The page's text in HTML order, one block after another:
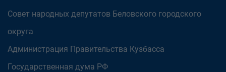
Совет народных депутатов Беловского городского
округа
Администрация Правительства Кузбасса
Государственная дума РФ